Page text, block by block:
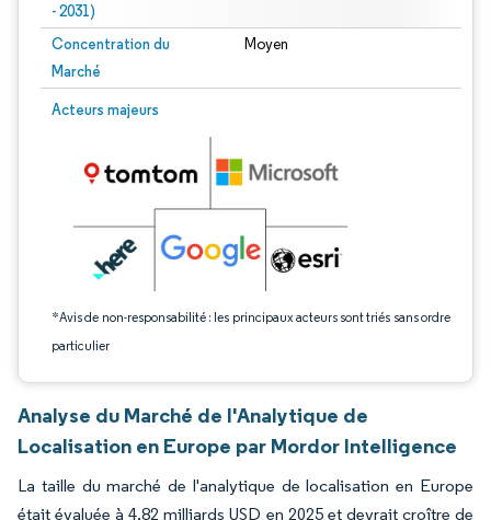
- 2031)
Concentration du
Marché
Moyen
Acteurs majeurs
*Avis de non-responsabilité : les principaux acteurs sont triés sans ordre
particulier
Image © Mordor Intelligence. La réutilisation nécessite une attribution sous CC
Analyse du Marché de l'Analytique de
Localisation en Europe par Mordor Intelligence
La taille du marché de l'analytique de localisation en Europe
était évaluée à 4,82 milliards USD en 2025 et devrait croître de